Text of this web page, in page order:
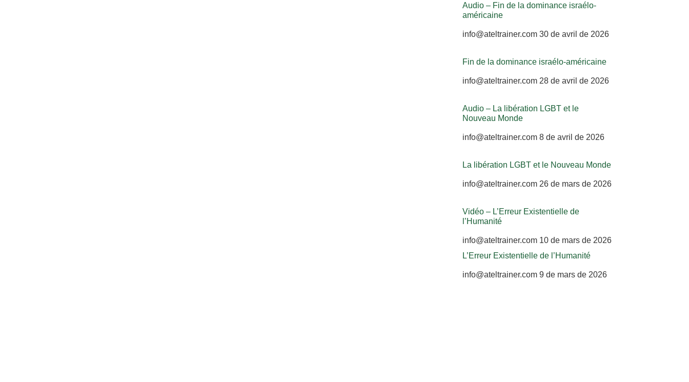
Audio – Fin de la dominance israélo-
américaine
info@ateltrainer.com30 de avril de 2026
Fin de la dominance israélo-américaine
info@ateltrainer.com 28 de avril de 2026
Audio – La libération LGBT et le
Nouveau Monde
info@ateltrainer.com8 de avril de 2026
La libération LGBT et le Nouveau Monde
info@ateltrainer.com 26 de mars de 2026
Vidéo – L’Erreur Existentielle de
l’Humanité
info@ateltrainer.com 10 de mars de 2026
L’Erreur Existentielle de l’Humanité
info@ateltrainer.com9 de mars de 2026